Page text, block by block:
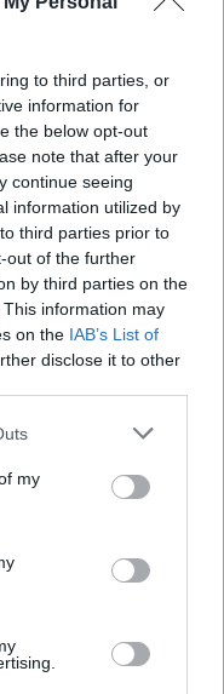
to third parties, or
information for
the below opt-out
note that after your
continue seeing
information utilized by
third parties prior to
out of the further
by third parties on the
This information may
on the IAB’s List of
disclose it to other
my
την
κατά της